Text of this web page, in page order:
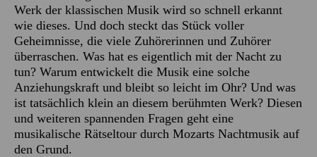
Werk der klassischen Musik wird so schnell erkannt
wie dieses. Und doch steckt das Stück voller
Geheimnisse, die viele Zuhörerinnen und Zuhörer
überraschen. Was hat es eigentlich mit der Nacht zu
tun? Warum entwickelt die Musik eine solche
Anziehungskraft und bleibt so leicht im Ohr? Und was
ist tatsächlich klein an diesem berühmten Werk? Diesen
und weiteren spannenden Fragen geht eine
musikalische Rätseltour durch Mozarts Nachtmusik auf
den Grund.